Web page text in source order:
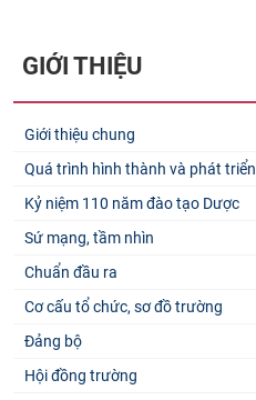
GIỚI THIỆU
Giới thiệu chung
Quá trình hình thành và phát triển
Kỷ niệm 110 năm đào tạo Dược
Sứ mạng, tầm nhìn
Chuẩn đầu ra
Cơ cấu tổ chức, sơ đồ trường
Đảng bộ
Hội đồng trường